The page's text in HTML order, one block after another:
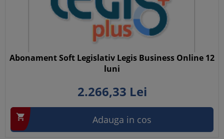
Abonament Soft Legislativ Legis Business Online 12
luni
2.266,33 Lei
 Adauga in cos